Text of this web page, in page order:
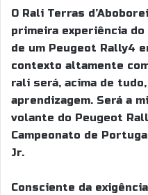
O Rali Terras
primeira experiência
de um Peugeot Rally4
contexto altamente
rali será, acima de
aprendizagem. Será a
volante do Peugeot
Campeonato de
Jr.
Consciente da